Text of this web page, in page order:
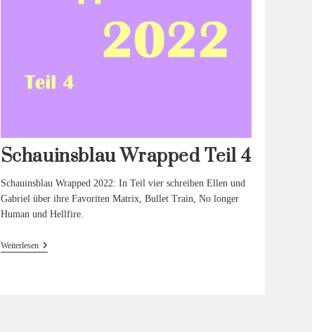
Schauinsblau Wrapped Teil 4
Schauinsblau Wrapped 2022: In Teil vier schreiben Ellen und
Gabriel über ihre Favoriten Matrix, Bullet Train, No longer
Human und Hellfire.
WeiterlesenSchauinsblau